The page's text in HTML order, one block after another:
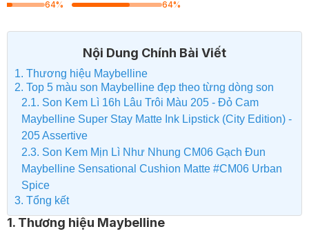
64%
64%
Nội Dung Chính Bài Viết
1. Thương hiệu Maybelline
2. Top 5 màu son Maybelline đẹp theo từng dòng son
2.1. Son Kem Lì 16h Lâu Trôi Màu 205 - Đỏ Cam
Maybelline Super Stay Matte Ink Lipstick (City Edition) -
205 Assertive
2.3. Son Kem Mịn Lì Như Nhung CM06 Gạch Đun
Maybelline Sensational Cushion Matte #CM06 Urban
Spice
3. Tổng kết
1. Thương hiệu Maybelline